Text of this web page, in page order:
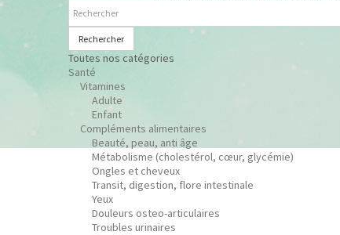
Rechercher
Toutes nos catégories
Santé
Vitamines
Adulte
Enfant
Compléments alimentaires
Beauté, peau, anti âge
Métabolisme (cholestérol, cœur, glycémie)
Ongles et cheveux
Transit, digestion, flore intestinale
Yeux
Douleurs osteo-articulaires
Troubles urinaires